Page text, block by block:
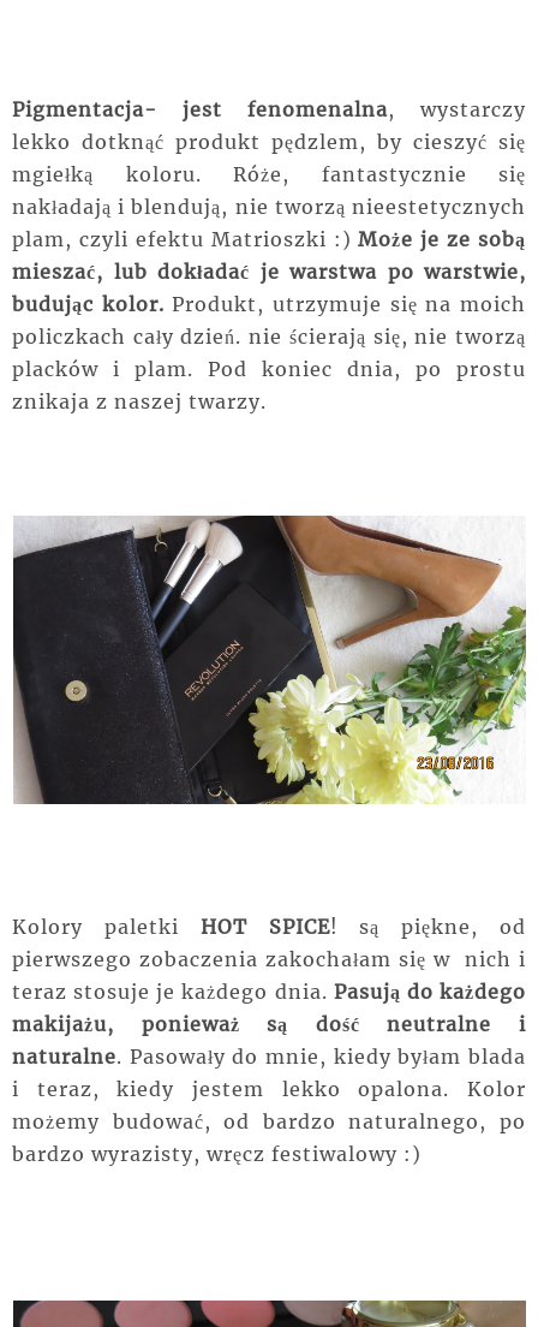
Pigmentacja- jest fenomenalna, wystarczy
lekko dotknąć produkt pędzlem, by cieszyć się
mgiełką koloru. Róże, fantastycznie się
nakładają i blendują, nie tworzą nieestetycznych
plam, czyli efektu Matrioszki :)Może je ze sobą
mieszać, lub dokładać je warstwa po warstwie,
budując kolor. Produkt, utrzymuje się na moich
policzkach cały dzień. nie ścierają się, nie tworzą
placków i plam. Pod koniec dnia, po prostu
znikaja z naszej twarzy.
Kolory paletki HOT SPICE! są piękne, od
pierwszego zobaczenia zakochałam się w nich i
teraz stosuje je każdego dnia. Pasują do każdego
makijażu, ponieważ są dość neutralne i
naturalne. Pasowały do mnie, kiedy byłam blada
i teraz, kiedy jestem lekko opalona. Kolor
możemy budować, od bardzo naturalnego, po
bardzo wyrazisty, wręcz festiwalowy :)